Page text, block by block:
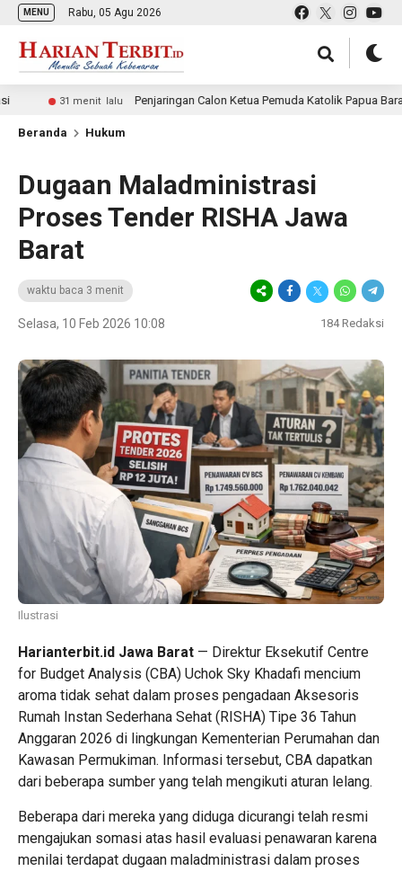
MENU Rabu, 05 Agu 2026
menit lalu Penjaringan Calon Ketua Pemuda Katolik Papua Barat Daya
Beranda Hukum
Dugaan Maladministrasi
Proses Tender RISHA Jawa
Barat
waktu baca 3 menit
Selasa, 10 Feb 2026 10:08 184Redaksi
Ilustrasi
Harianterbit.id Jawa Barat — Direktur Eksekutif Centre
for Budget Analysis (CBA) Uchok Sky Khadafi mencium
aroma tidak sehat dalam proses pengadaan Aksesoris
Rumah Instan Sederhana Sehat (RISHA) Tipe 36 Tahun
Anggaran 2026 di lingkungan Kementerian Perumahan dan
Kawasan Permukiman. Informasi tersebut, CBA dapatkan
dari beberapa sumber yang telah mengikuti aturan lelang.
Beberapa dari mereka yang diduga dicurangi telah resmi
mengajukan somasi atas hasil evaluasi penawaran karena
menilai terdapat dugaan maladministrasi dalam proses